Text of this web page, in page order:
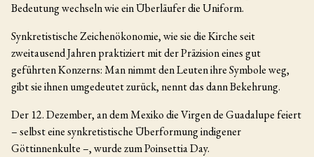
Bedeutung wechseln wie ein Überläufer die Uniform.
Synkretistische Zeichenökonomie, wie sie die Kirche seit
zweitausend Jahren praktiziert mit der Präzision eines gut
geführten Konzerns: Man nimmt den Leuten ihre Symbole weg,
gibt sie ihnen umgedeutet zurück, nennt das dann Bekehrung.
Der 12. Dezember, an dem Mexiko die Virgen de Guadalupe feiert
– selbst eine synkretistische Überformung indigener
Göttinnenkulte –, wurde zum Poinsettia Day.